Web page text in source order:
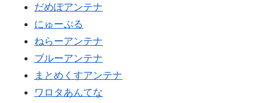
だめぽアンテナ
にゅーぷる
ねらーアンテナ
ブルーアンテナ
まとめくすアンテナ
ワロタあんてな